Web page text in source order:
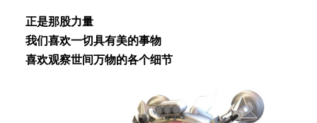
正是那股⼒量
我们喜欢⼀切具有美的事物
喜欢观察世间万物的各个细节